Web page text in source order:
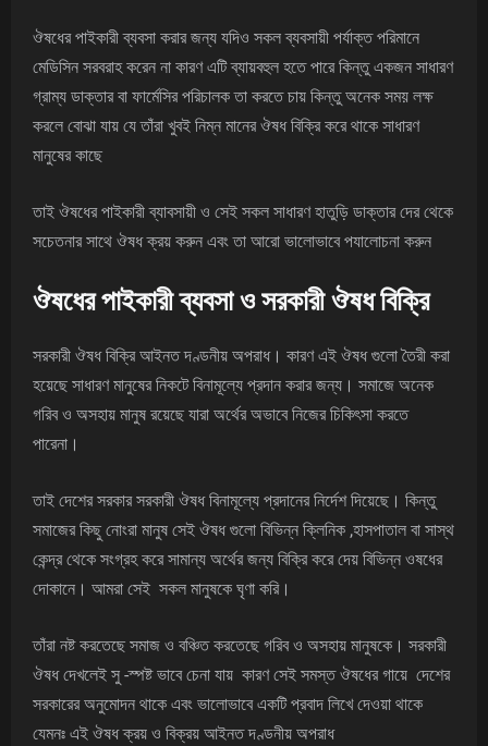
ঔষধের পাইকারী ব্যবসা করার জন্য যদিও সকল ব্যবসায়ী পর্যাক্ত পরিমানে
মেডিসিন সরবরাহ করেন না কারণ এটি ব্যায়বহুল হতে পারে কিন্তু একজন সাধারণ
গ্রাম্য ডাক্তার বা ফার্মেসির পরিচালক তা করতে চায় কিন্তু অনেক সময় লক্ষ
করলে বোঝা যায় যে তাঁরা খুবই নিম্ন মানের ঔষধ বিক্রি করে থাকে সাধারণ
মানুষের কাছে
তাই ঔষধের পাইকারী ব্যাবসায়ী ও সেই সকল সাধারণ হাতুড়ি ডাক্তার দের থেকে
সচেতনার সাথে ঔষধ ক্রয় করুন এবং তা আরো ভালোভাবে পযালোচনা করুন
ঔষধের পাইকারী ব্যবসা ও সরকারী ঔষধ বিক্রি
সরকারী ঔষধ বিক্রি আইনত দণ্ডনীয় অপরাধ। কারণ এই ঔষধ গুলো তৈরী করা
হয়েছে সাধারণ মানুষের নিকটে বিনামূল্যে প্রদান করার জন্য। সমাজে অনেক
গরিব ও অসহায় মানুষ রয়েছে যারা অর্থের অভাবে নিজের চিকিৎসা করতে
পারেনা।
তাই দেশের সরকার সরকারী ঔষধ বিনামূল্যে প্রদানের নির্দেশ দিয়েছে। কিন্তু
সমাজের কিছু নোংরা মানুষ সেই ঔষধ গুলো বিভিন্ন ক্লিনিক ,হাসপাতাল বা সাস্থ
কেন্দ্র থেকে সংগ্রহ করে সামান্য অর্থের জন্য বিক্রি করে দেয় বিভিন্ন ওষধের
দোকানে। আমরা সেই সকল মানুষকে ঘৃণা করি।
তাঁরা নষ্ট করতেছে সমাজ ও বঞ্চিত করতেছে গরিব ও অসহায় মানুষকে। সরকারী
ঔষধ দেখলেই সু -স্পষ্ট ভাবে চেনা যায় কারণ সেই সমস্ত ঔষধের গায়ে দেশের
সরকারের অনুমোদন থাকে এবং ভালোভাবে একটি প্রবাদ লিখে দেওয়া থাকে
যেমনঃ এই ঔষধ ক্রয় ও বিক্রয় আইনত দণ্ডনীয় অপরাধ